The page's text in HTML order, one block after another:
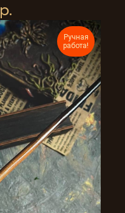
р.
Ручная
работа!